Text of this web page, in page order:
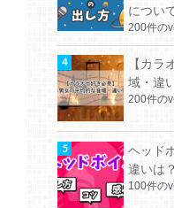
につい
200件の
【カラ
域・違
200件の
ヘッド
違いは
100件の